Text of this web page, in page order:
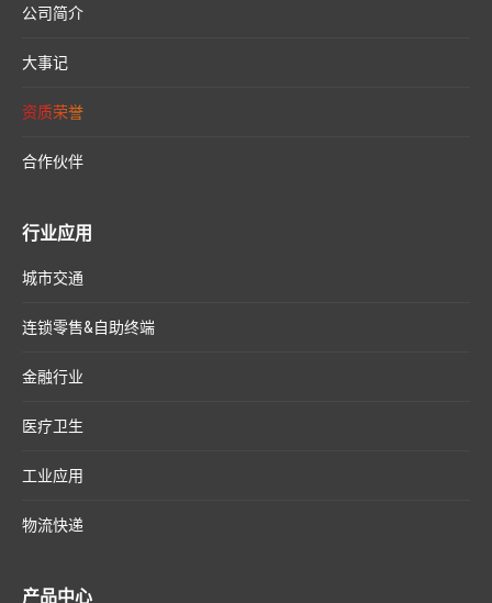
公司简介
大事记
资质荣誉
合作伙伴
行业应用
城市交通
连锁零售&自助终端
金融行业
医疗卫生
工业应用
物流快递
产品中心